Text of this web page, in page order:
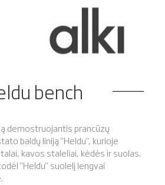
bench
demostruojantis prancūzų
baldų liniją "Heldu", kurioje
kavos staleliai, kėdės ir suolas.
"Heldu" suolelį lengvai